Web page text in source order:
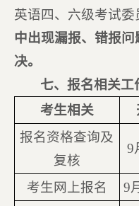
英语四、六级考试委
中出现漏报、错报
决。
七、报名相关工
考生相关
报名资格查询及
复核
9
考生网上报名 9